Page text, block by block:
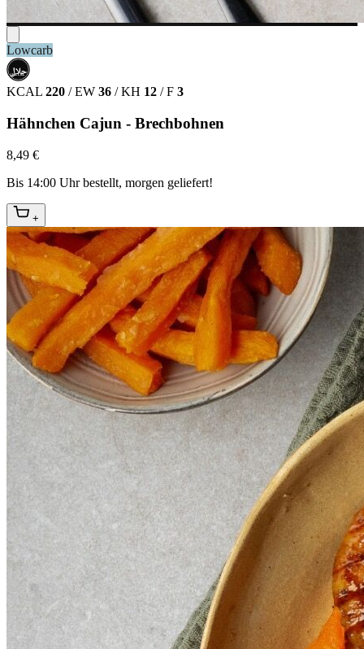
Lowcarb
حلال
HALAL
KCAL 220 / EW 36 / KH 12 / F 3
Hähnchen Cajun - Brechbohnen
8,49 €
Bis 14:00 Uhr bestellt, morgen geliefert!
+